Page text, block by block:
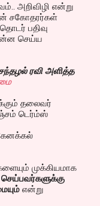
அறிவிழி என்று
சகோதரர்கள்
பதிவு
செய்ய
ரவி அளித்த
தலைவர்
டெர்ம்ஸ்
முக்கியமாக
செய்பவர்களுக்கு
என்று